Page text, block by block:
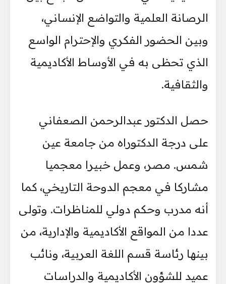
الرصانة العلمية والتواضع الإنساني،
وبين الحضور الفكري والإحترام الواسع
الذي تحظى به في الأوساط الأكاديمية
والثقافية.
حصل الدكتور عبدالرحمن الصعفاني
على درجة الدكتوراه من جامعة عين
شمس. مصر، وعمل خبيرا معجميا
مشاركا في معجم الدوحة التاريخي، كما
أنه مدرب وحكم دولي للمناظرات. وتولى
عددا من المواقع الأكاديمية والإدارية، من
بينها رئاسة قسم اللغة العربية، ونائب
عميد للشؤون الأكاديمية والدراسات